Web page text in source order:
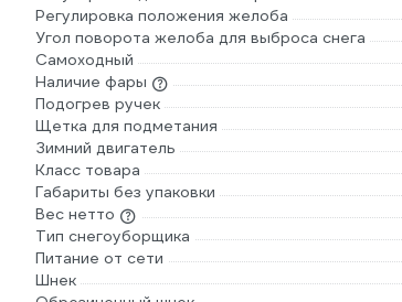
Регулировка положения желоба
Угол поворота желоба для выброса снега
Самоходный
Наличие фары
Подогрев ручек
Щетка для подметания
Зимний двигатель
Класс товара
Габариты без упаковки
Вес нетто
Тип снегоуборщика
Питание от сети
Шнек